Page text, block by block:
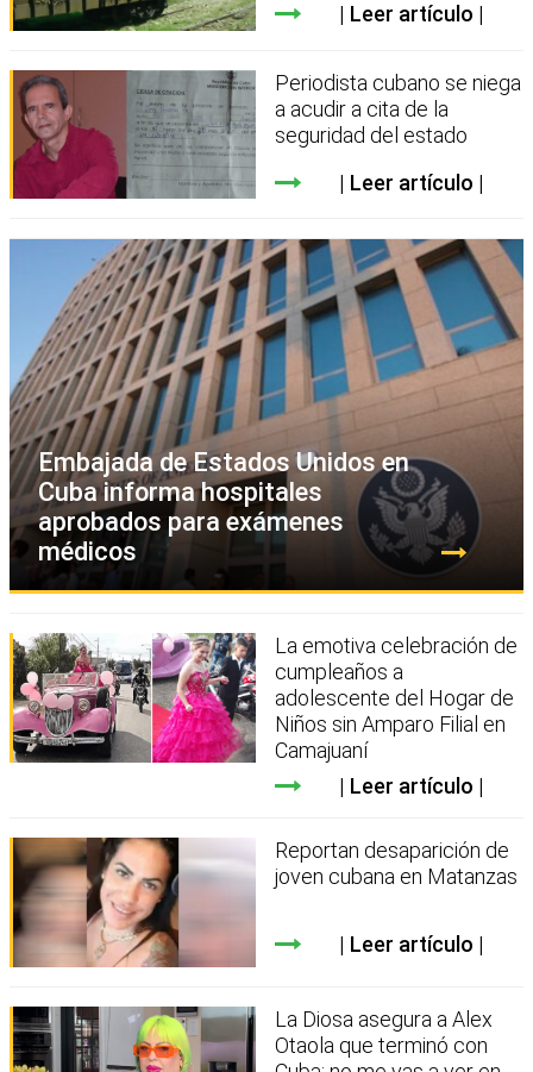
Leer artículo
Periodista cubano se niega
a acudir a cita de la
seguridad del estado
Leer artículo
Embajada de Estados Unidos en
Cuba informa hospitales
aprobados para exámenes
médicos
La emotiva celebración de
cumpleaños a
adolescente del Hogar de
Niños sin Amparo Filial en
Camajuaní
Leer artículo
Reportan desaparición de
joven cubana en Matanzas
Leer artículo
La Diosa asegura a Alex
Otaola que terminó con